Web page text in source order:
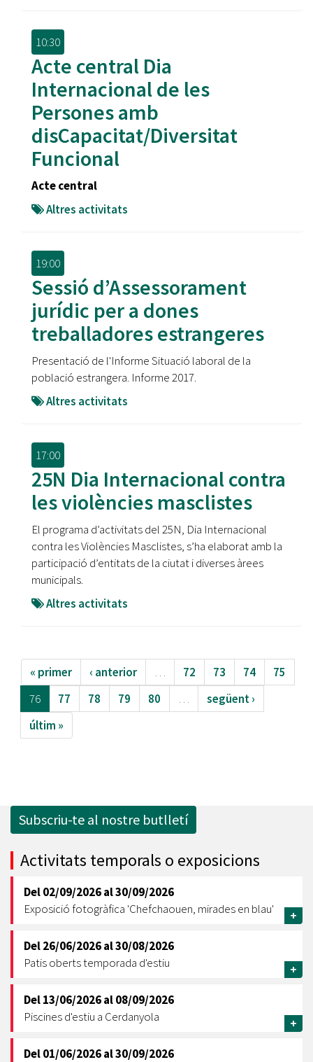
10:30
Acte central Dia
Internacional de les
Persones amb
disCapacitat/Diversitat
Funcional
Acte central
Altres activitats
19:00
Sessió d’Assessorament
jurídic per a dones
treballadores estrangeres
Presentació de l'Informe Situació laboral de la
població estrangera. Informe 2017.
Altres activitats
17:00
25N Dia Internacional contra
les violències masclistes
El programa d’activitats del 25N, Dia Internacional
contra les Violències Masclistes, s’ha elaborat amb la
participació d’entitats de la ciutat i diverses àrees
municipals.
Altres activitats
« primer ‹ anterior … 72 73 74
75
76
77 78 79 80 …
següent ›
últim »
Subscriu-te al nostre butlletí
Activitats temporals o exposicions
Del02/09/2026al30/09/2026
Exposició fotogràfica 'Chefchaouen, mirades en blau'
+
Del26/06/2026al30/08/2026
Patis oberts temporada d'estiu
+
Del13/06/2026al08/09/2026
Piscines d'estiu a Cerdanyola
+
Del01/06/2026al30/09/2026